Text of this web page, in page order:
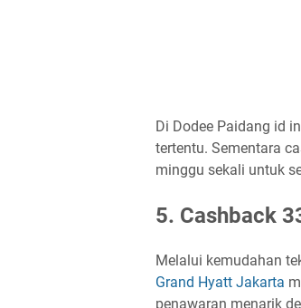
Di Dodee Paidang id
tertentu. Sementara
minggu sekali untuk
5. Cashback
Melalui kemudahan
Grand Hyatt Jakarta
penawaran menarik